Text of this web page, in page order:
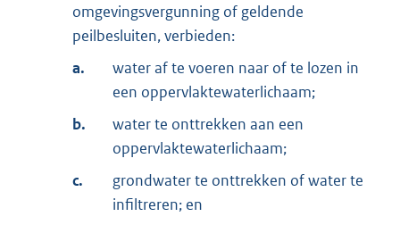
omgevingsvergunning of geldende
peilbesluiten, verbieden:
a.
water af te voeren naar of te lozen in
een oppervlaktewaterlichaam;
b.
water te onttrekken aan een
oppervlaktewaterlichaam;
c.
grondwater te onttrekken of water te
infiltreren; en